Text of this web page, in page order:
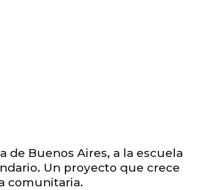
de Buenos Aires, a la escuela
Un proyecto que crece
comunitaria.